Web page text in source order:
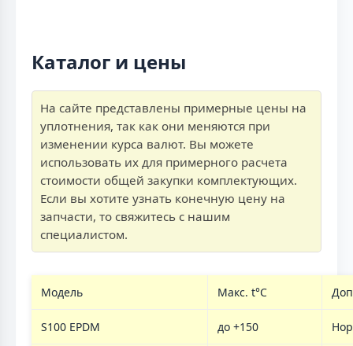
Каталог и цены
На сайте представлены примерные цены на
уплотнения, так как они меняются при
изменении курса валют. Вы можете
использовать их для примерного расчета
стоимости общей закупки комплектующих.
Если вы хотите узнать конечную цену на
запчасти, то свяжитесь с нашим
специалистом.
Модель Макс. t°C
S100 EPDM до +150